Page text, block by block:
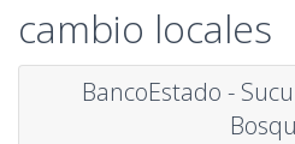
cambio locales
BancoEstado -